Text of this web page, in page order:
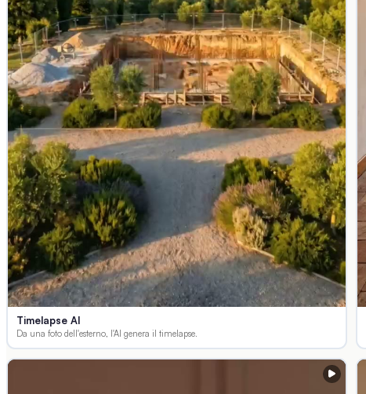
Timelapse AI
Da una foto dell'esterno, l'AI genera il timelapse.